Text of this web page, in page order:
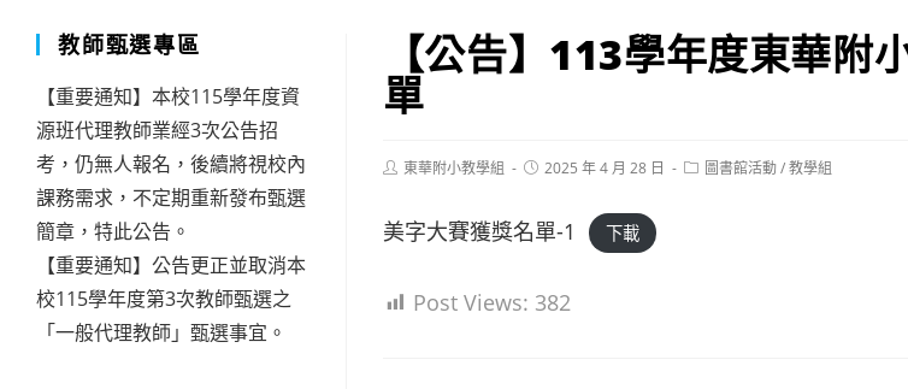
【公告】113學年度東華附
單
Post東華附小教學組
Post2025 年 4 月 28 日
Post圖書館活動/教學組
美字大賽獲獎名單-1 下載
Post Views: 382
教師甄選專區
【重要通知】本校115學年度資
源班代理教師業經3次公告招
考，仍無人報名，後續將視校內
課務需求，不定期重新發布甄選
簡章，特此公告。
【重要通知】公告更正並取消本
校115學年度第3次教師甄選之
「一般代理教師」甄選事宜。